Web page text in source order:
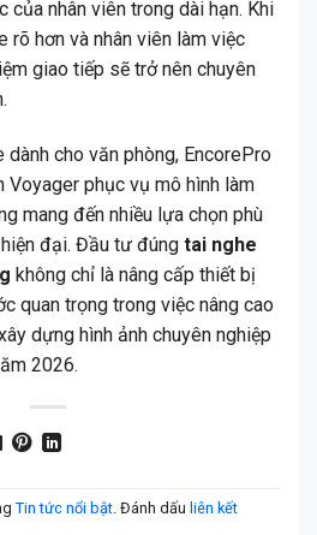
của nhân viên trong dài hạn. Khi
rõ hơn và nhân viên làm việc
giao tiếp sẽ trở nên chuyên
cho văn phòng, EncorePro
Voyager phục vụ mô hình làm
mang đến nhiều lựa chọn phù
đại. Đầu tư đúng tai nghe
không chỉ là nâng cấp thiết bị
quan trọng trong việc nâng cao
dựng hình ảnh chuyên nghiệp
2026.
Tin tức nổi bật. Đánh dấu liên kết